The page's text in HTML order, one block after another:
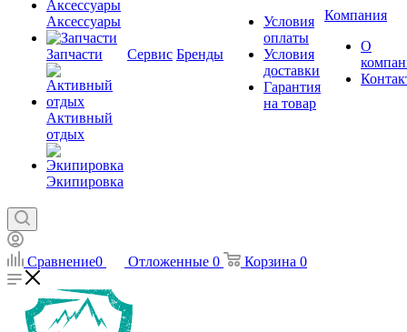
Аксессуары
Запчасти
Активный
отдых
Экипировка
Сервис Бренды
Условия
оплаты
Условия
доставки
Гарантия
на товар
Компания
О
Сравнение0 Отложенные 0 Корзина 0